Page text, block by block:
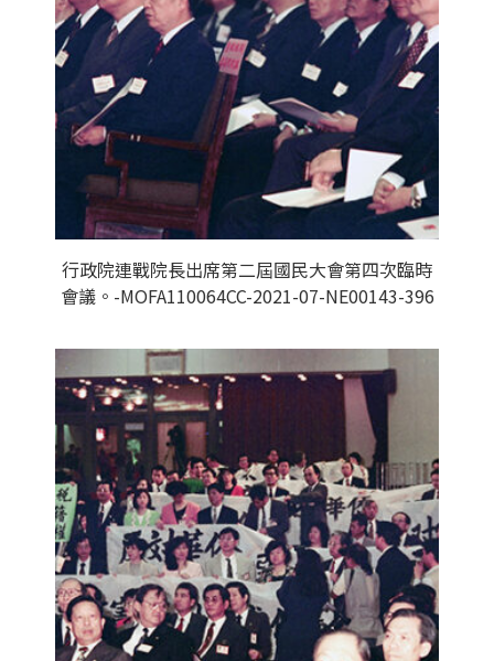
行政院連戰院長出席第二屆國民大會第四次臨時
會議。-MOFA110064CC-2021-07-NE00143-396